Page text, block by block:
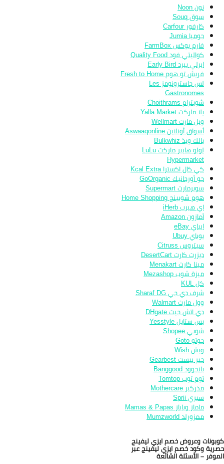
نون Noon
سوق Souq
كارفور Carfour
جوميا Jumia
فارم بوكس FarmBox
كواليتي فود Quality Food
ايرلي بيرد Early Bird
فريش تو هوم Fresh to Home
لس جاسترونومز Les
Gastronomes
شويترام Choithrams
يلا ماركت Yalla Market
ويل مارت Wellmart
أسواق أونلاين Aswaaqonline
بالك ويذ Bulkwhiz
لولو هايبر ماركت LuLu
Hypermarket
كي كال اكسترا Kcal Extra
جو أورجانيك GoOrganic
سوبرمارت Supermart
هوم شوبينج Home Shopping
اي هيرب iHerb
أمازون Amazon
ايباي eBay
يوباي Ubuy
سيتروس Citruss
ديزرت كارت DesertCart
مينا كارت Menakart
ميزة شوب Mezashop
كل KUL
شرف دي جي Sharaf DG
وول مارت Walmart
دي اتش جيت DHgate
يس ستايل Yesstyle
شوبي Shopee
جوتو Goto
ويش Wish
جير بيست Gearbest
بانجوود Banggood
توم توب Tomtop
مذركير Mothercare
سبري Sprii
ماماز وباباز Mamas & Papas
ممزورلد Mumzworld
وعروض خصم ايزي ليفينج
وكود خصم ايزي ليفينج عبر
– الأسئلة الشائعة